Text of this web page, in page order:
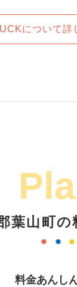
について詳
葉山町の
料金あんし